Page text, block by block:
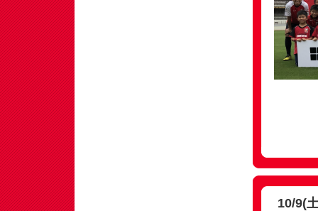
10/9(